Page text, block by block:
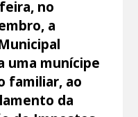
no
a
uma munícipe
familiar, ao
da